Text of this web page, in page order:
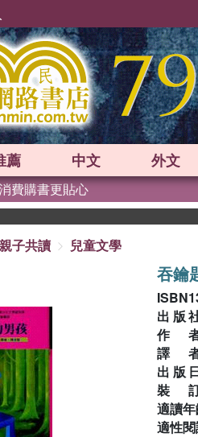
薦 中文 外文
費購書更貼心
親子共讀 兒童文學
吞鑰
出版
作
譯
出版
裝
適讀
適性